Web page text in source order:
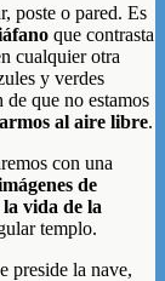
poste o pared. Es
que contrasta
cualquier otra
y verdes
de que no estamos
al aire libre.
con una
de
vida de la
templo.
preside la nave,